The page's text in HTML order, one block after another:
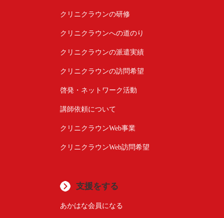
クリニクラウンの研修
クリニクラウンへの道のり
クリニクラウンの派遣実績
クリニクラウンの訪問希望
啓発・ネットワーク活動
講師依頼について
クリニクラウンWeb事業
クリニクラウンWeb訪問希望
支援をする
あかはな会員になる